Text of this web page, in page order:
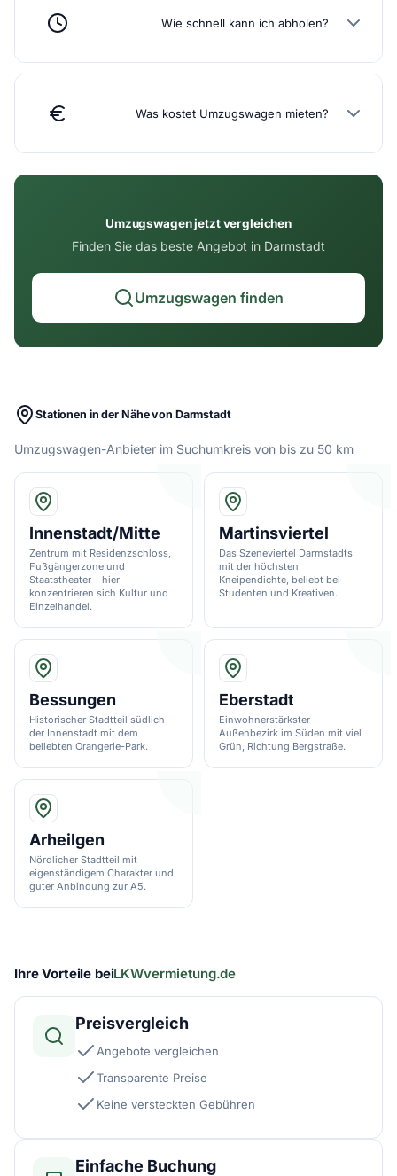
Wie schnell kann ich abholen?
Was kostet Umzugswagen mieten?
Umzugswagen jetzt vergleichen
Finden Sie das beste Angebot in Darmstadt
Umzugswagen finden
Stationen in der Nähe von Darmstadt
Umzugswagen-Anbieter im Suchumkreis von bis zu 50 km
Innenstadt/Mitte
Zentrum mit Residenzschloss,
Fußgängerzone und
Staatstheater – hier
konzentrieren sich Kultur und
Einzelhandel.
Martinsviertel
Das Szeneviertel Darmstadts
mit der höchsten
Kneipendichte, beliebt bei
Studenten und Kreativen.
Bessungen
Historischer Stadtteil südlich
der Innenstadt mit dem
beliebten Orangerie-Park.
Eberstadt
Einwohnerstärkster
Außenbezirk im Süden mit viel
Grün, Richtung Bergstraße.
Arheilgen
Nördlicher Stadtteil mit
eigenständigem Charakter und
guter Anbindung zur A5.
Ihre Vorteile beiLKWvermietung.de
Preisvergleich
Angebote vergleichen
Transparente Preise
Keine versteckten Gebühren
Einfache Buchung